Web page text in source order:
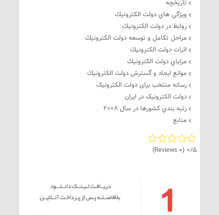
تاريخچه
ويژگي هاي دولت الكترونيك
روابط در دولت الكترونيك
مراحل تكامل و توسعه دولت الكترونيك
اثرات دولت الكترونيك
مزاياي دولت الكترونيك
موانع ايجاد و گسترش دولت الكترونيك
رسانه منتخب برای دولت الکترونیک
دولت الکترونيک در ايران
رتبه بندي كشورها در سال 2008
منابع
0/5
(0 Reviews)